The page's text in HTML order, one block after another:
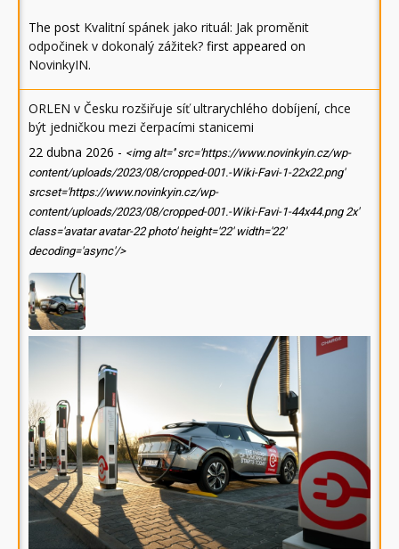
The post Kvalitní spánek jako rituál: Jak proměnit
odpočinek v dokonalý zážitek? first appeared on
NovinkyIN.
ORLEN v Česku rozšiřuje síť ultrarychlého dobíjení, chce
být jedničkou mezi čerpacími stanicemi
22 dubna 2026 - <img alt='' src='https://www.novinkyin.cz/wp-
content/uploads/2023/08/cropped-001.-Wiki-Favi-1-22x22.png'
srcset='https://www.novinkyin.cz/wp-
content/uploads/2023/08/cropped-001.-Wiki-Favi-1-44x44.png 2x'
class='avatar avatar-22 photo' height='22' width='22'
decoding='async'/>